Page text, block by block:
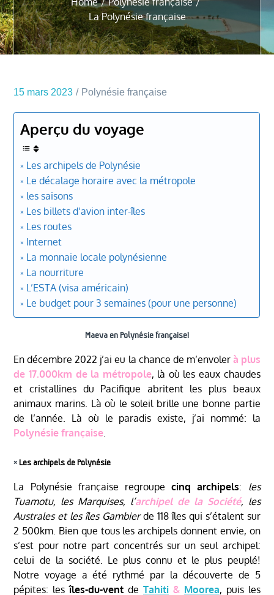
La Polynésie française
15 mars 2023 Polynésie française
Aperçu du voyage
༝ Les archipels de Polynésie
༝ Le décalage horaire avec la métropole
༝ les saisons
༝ Les billets d’avion inter-îles
༝ Les routes
༝ Internet
༝ La monnaie locale polynésienne
༝ La nourriture
༝ L’ESTA (visa américain)
༝ Le budget pour 3 semaines (pour une personne)
Maeva en Polynésie française!
En décembre 2022 j’ai eu la chance de m’envolerà plus
de 17.000km de la métropole, là où les eaux chaudes
et cristallines du Pacifique abritent les plus beaux
animaux marins. Là où le soleil brille une bonne partie
de l’année. Là où le paradis existe, j’ai nommé: la
Polynésie française.
༝Les archipels de Polynésie
La Polynésie française regroupecinq archipels: les
Tuamotu, les Marquises, l’archipel de la Société, les
Australes et les îles Gambierde 118 îles qui s’étalent sur
2 500km. Bien que tous les archipels donnent envie, on
s’est pour notre part concentrés sur un seul archipel:
celui de la société. Le plus connu et le plus peuplé!
Notre voyage a été rythmé par la découverte de 5
pépites: lesîles-du-vent de Tahiti & Moorea, puis les